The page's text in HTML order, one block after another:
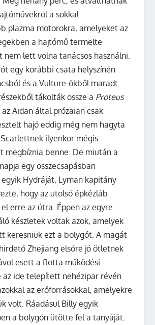
a sokkal
plazma motorokra, amelyeket az
a hajtómű termelte
nem lett volna tanácsos használni.
egy korábbi csata helyszínén
és a Vulture-ökből maradt
tákolták össze a Proteus
Aidan által prózaian csak
hajó eddig még nem hagyta
ilyenkor mégis
megbíznia benne. De miután a
egy összecsapásban
Hydráját, Lyman kapitány
hogy az utolsó épkézláb
erre az útra. Éppen az egyre
készletek voltak azok, amelyek
keresniük ezt a bolygót. A magát
Zhejiang elsőre jó ötletnek
esett a flotta működési
ide telepített nehézipar révén
az erőforrásokkal, amelyekre
volt. Ráadásul Billy egyik
a bolygón ütötte fel a tanyáját.